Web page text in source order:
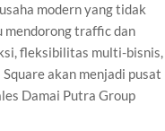
modern yang tidak
mendorong traffic dan
fleksibilitas multi-bisnis,
akan menjadi pusat
Damai Putra Group